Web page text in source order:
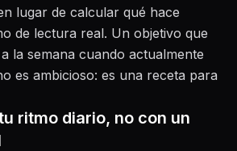
lugar de calcular qué hace
de lectura real. Un objetivo que
la semana cuando actualmente
es ambicioso: es una receta para
ritmo diario, no con un